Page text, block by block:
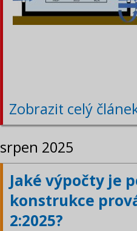
Zobrazit celý
srpen 2025
Jaké výpočty je
konstrukce
2:2025?